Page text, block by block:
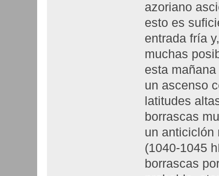
azoriano
esto es
entrada fría
muchas
esta
un ascenso
latitudes
borrascas
un anticiclón
(1040-1045
borrascas